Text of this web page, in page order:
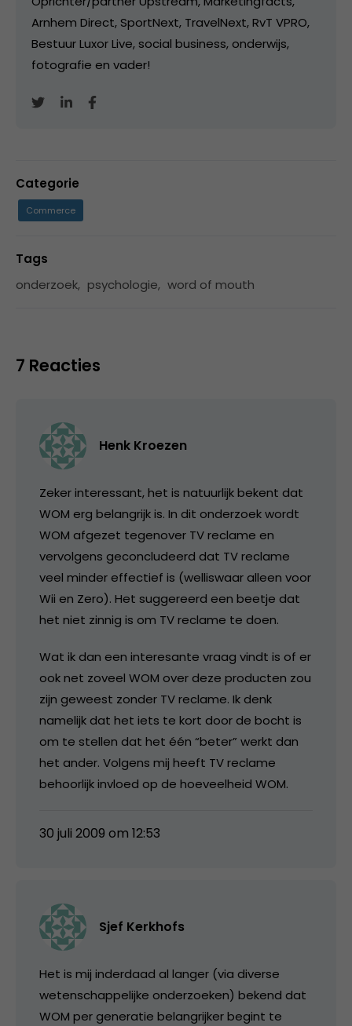
Arnhem Direct, SportNext, TravelNext, RvT VPRO,
Bestuur Luxor Live, social business, onderwijs,
fotografie en vader!
Categorie
Commerce
Tags
onderzoek, psychologie, word of mouth
7 Reacties
Henk Kroezen
Zeker interessant, het is natuurlijk bekent dat
WOM erg belangrijk is. In dit onderzoek wordt
WOM afgezet tegenover TV reclame en
vervolgens geconcludeerd dat TV reclame
veel minder effectief is (welliswaar alleen voor
Wii en Zero). Het suggereerd een beetje dat
het niet zinnig is om TV reclame te doen.
Wat ik dan een interesante vraag vindt is of er
ook net zoveel WOM over deze producten zou
zijn geweest zonder TV reclame. Ik denk
namelijk dat het iets te kort door de bocht is
om te stellen dat het één “beter” werkt dan
het ander. Volgens mij heeft TV reclame
behoorlijk invloed op de hoeveelheid WOM.
30 juli 2009 om 12:53
Sjef Kerkhofs
Het is mij inderdaad al langer (via diverse
wetenschappelijke onderzoeken) bekend dat
WOM per generatie belangrijker begint te